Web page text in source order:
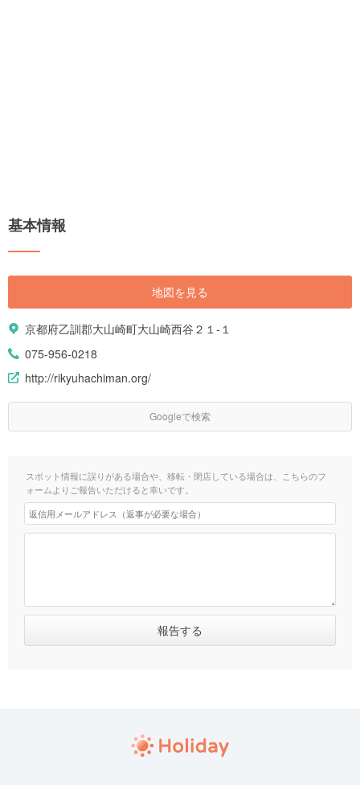
基本情報
地図を見る
京都府乙訓郡大山崎町大山崎西谷２１-１
075-956-0218
http://rikyuhachiman.org/
Googleで検索
スポット情報に誤りがある場合や、移転・閉店している場合は、こちらのフ
ォームよりご報告いただけると幸いです。